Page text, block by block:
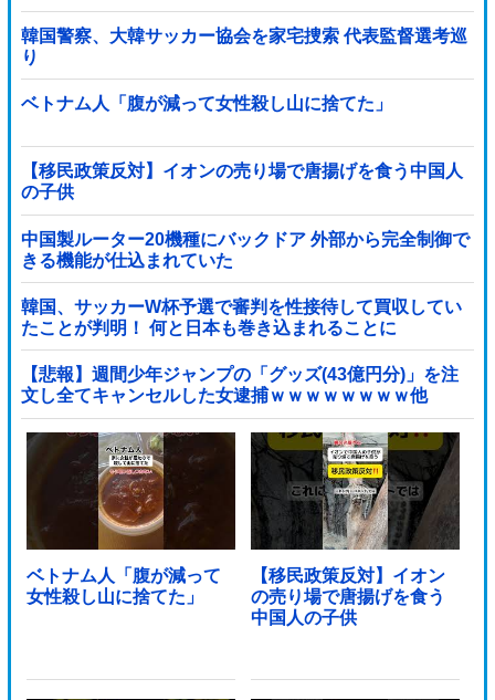
韓国警察、大韓サッカー協会を家宅捜索 代表監督選考巡
り
ベトナム人「腹が減って女性殺し山に捨てた」
【移民政策反対】イオンの売り場で唐揚げを食う中国人
の子供
中国製ルーター20機種にバックドア 外部から完全制御で
きる機能が仕込まれていた
韓国、サッカーW杯予選で審判を性接待して買収してい
たことが判明！ 何と日本も巻き込まれることに
【悲報】週間少年ジャンプの「グッズ(43億円分)」を注
文し全てキャンセルした女逮捕ｗｗｗｗｗｗｗｗ他
ベトナム人「腹が減って
女性殺し山に捨てた」
【移民政策反対】イオン
の売り場で唐揚げを食う
中国人の子供